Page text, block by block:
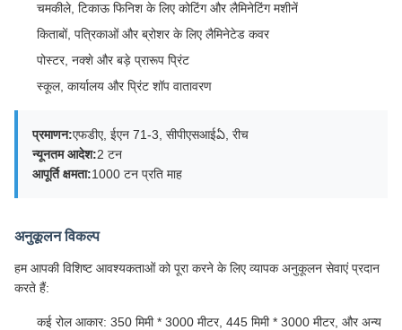
चमकीले, टिकाऊ फिनिश के लिए कोटिंग और लैमिनेटिंग मशीनें
किताबों, पत्रिकाओं और ब्रोशर के लिए लैमिनेटेड कवर
पोस्टर, नक्शे और बड़े प्रारूप प्रिंट
स्कूल, कार्यालय और प्रिंट शॉप वातावरण
प्रमाणन:एफडीए, ईएन 71-3, सीपीएसआईఏ, रीच
न्यूनतम आदेश:2 टन
आपूर्ति क्षमता:1000 टन प्रति माह
अनुकूलन विकल्प
हम आपकी विशिष्ट आवश्यकताओं को पूरा करने के लिए व्यापक अनुकूलन सेवाएं प्रदान
करते हैं:
कई रोल आकार: 350 मिमी * 3000 मीटर, 445 मिमी * 3000 मीटर, और अन्य